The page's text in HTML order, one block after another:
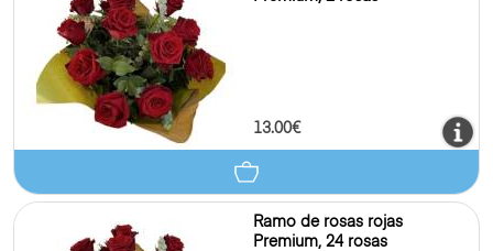
13.00€
Ramo de rosas rojas
Premium, 24 rosas